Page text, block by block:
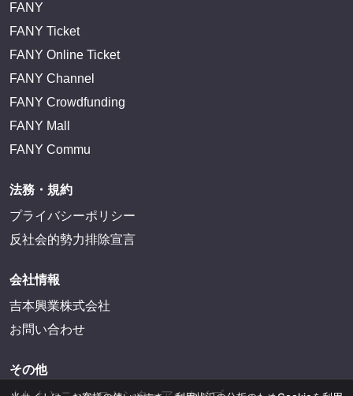
FANY
FANY Ticket
FANY Online Ticket
FANY Channel
FANY Crowdfunding
FANY Mall
FANY Commu
法務・規約
プライバシーポリシー
反社会的勢力排除宣言
会社情報
吉本興業株式会社
お問い合わせ
その他